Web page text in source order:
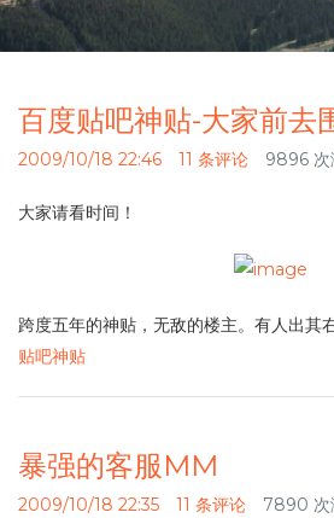
百度贴吧神贴-大家前去
2009/10/18 22:46 11 条评论 9896 次
大家请看时间！
跨度五年的神贴，无敌的楼主。有人出其
贴吧神贴
暴强的客服MM
2009/10/18 22:35 11 条评论 7890 次